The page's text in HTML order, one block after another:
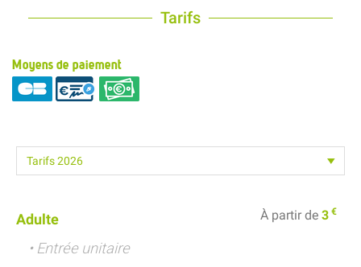
Tarifs
Moyens de paiement
Adulte À partir de 3 €
• Entrée unitaire